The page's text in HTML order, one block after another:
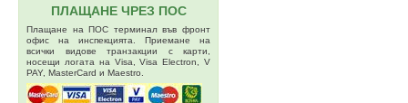
ПЛАЩАНЕ ЧРЕЗ ПОС
Плащане на ПОС терминал във фронт
офис на инспекцията. Приемане на
всички видове транзакции с карти,
носещи логата на Visa, Visa Electron, V
PAY, MasterCard и Maestro.